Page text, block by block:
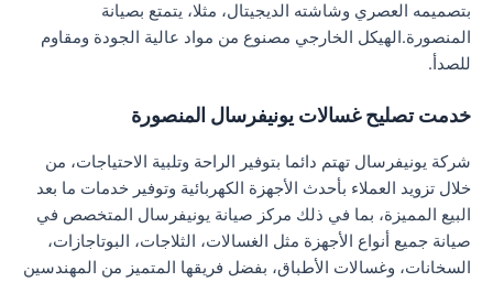
بتصميمه العصري وشاشته الديجيتال، مثلا، يتمتع بصيانة
المنصورة.الهيكل الخارجي مصنوع من مواد عالية الجودة ومقاوم
للصدأ.
خدمت تصليح غسالات يونيفرسال المنصورة
شركة يونيفرسال تهتم دائما بتوفير الراحة وتلبية الاحتياجات، من
خلال تزويد العملاء بأحدث الأجهزة الكهربائية وتوفير خدمات ما بعد
البيع المميزة، بما في ذلك مركز صيانة يونيفرسال المتخصص في
صيانة جميع أنواع الأجهزة مثل الغسالات، الثلاجات، البوتاجازات،
السخانات، وغسالات الأطباق، بفضل فريقها المتميز من المهندسين